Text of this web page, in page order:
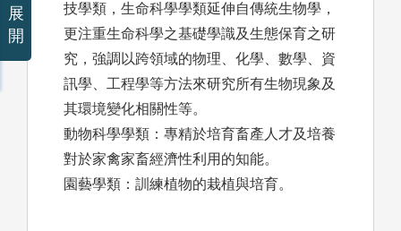
技學類，生命科學學類延伸自傳統生物學，
更注重生命科學之基礎學識及生態保育之研
究，強調以跨領域的物理、化學、數學、資
訊學、工程學等方法來研究所有生物現象及
其環境變化相關性等。
動物科學學類：專精於培育畜產人才及培養
對於家禽家畜經濟性利用的知能。
園藝學類：訓練植物的栽植與培育。
展
開